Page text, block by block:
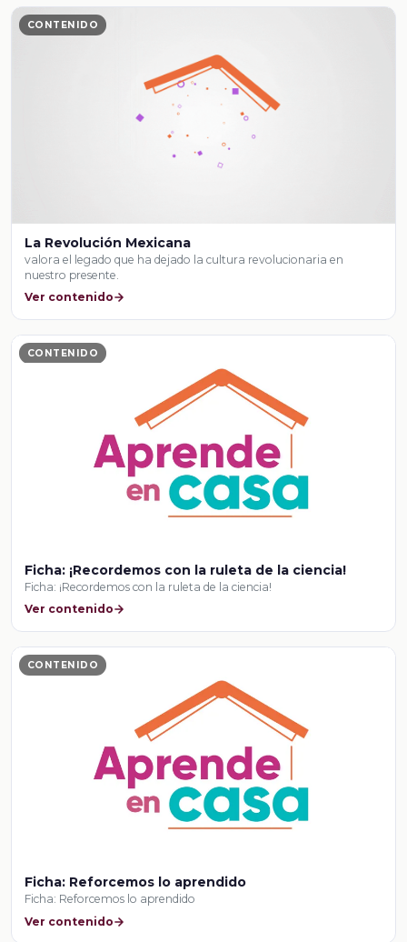
CONTENIDO
La Revolución Mexicana
valora el legado que ha dejado la cultura revolucionaria en
nuestro presente.
Ver contenido
CONTENIDO
Ficha: ¡Recordemos con la ruleta de la ciencia!
Ficha: ¡Recordemos con la ruleta de la ciencia!
Ver contenido
CONTENIDO
Ficha: Reforcemos lo aprendido
Ficha: Reforcemos lo aprendido
Ver contenido